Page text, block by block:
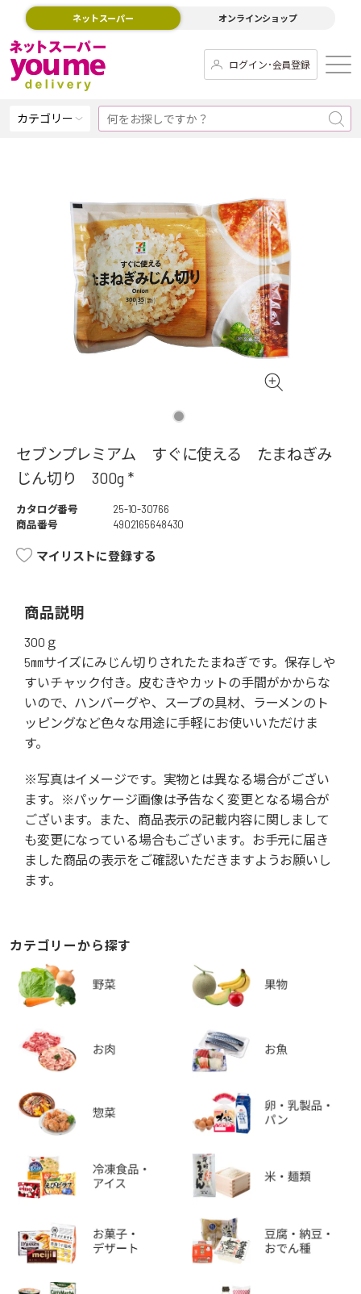
ネットスーパー オンラインショップ
ログイン･会員登録
カテゴリー
セブンプレミアム すぐに使える たまねぎみ
じん切り 300g *
カタログ番号
25-10-30766
商品番号
4902165648430
マイリストに登録する
商品説明
300ｇ
5㎜サイズにみじん切りされたたまねぎです。保存しや
すいチャック付き。皮むきやカットの手間がかからな
いので、ハンバーグや、スープの具材、ラーメンのト
ッピングなど色々な用途に手軽にお使いいただけま
す。
※写真はイメージです。実物とは異なる場合がござい
ます。※パッケージ画像は予告なく変更となる場合が
ございます。また、商品表示の記載内容に関しまして
も変更になっている場合もございます。お手元に届き
ました商品の表示をご確認いただきますようお願いし
ます。
カテゴリーから探す